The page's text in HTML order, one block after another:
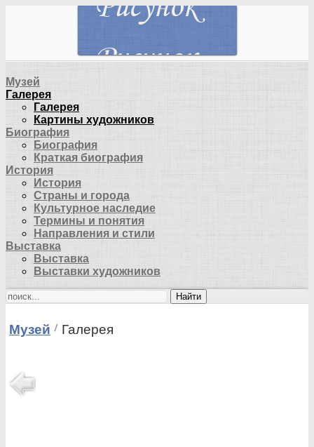
Музей
Галерея
Галерея
Картины художников
Биография
Биография
Краткая биография
История
История
Страны и города
Культурное наследие
Термины и понятия
Направления и стили
Выставка
Выставка
Выставки художников
Найти
Музей Галерея